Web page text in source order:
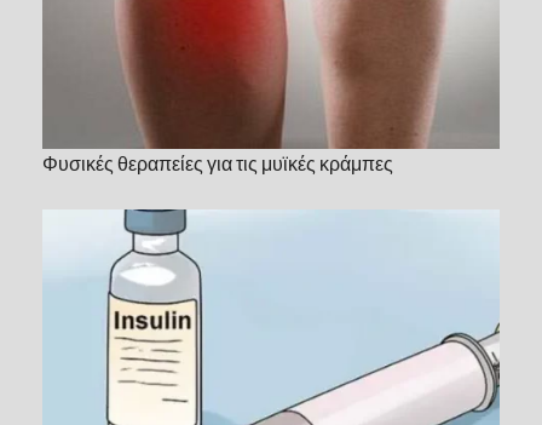
Φυσικές θεραπείες για τις μυϊκές κράμπες